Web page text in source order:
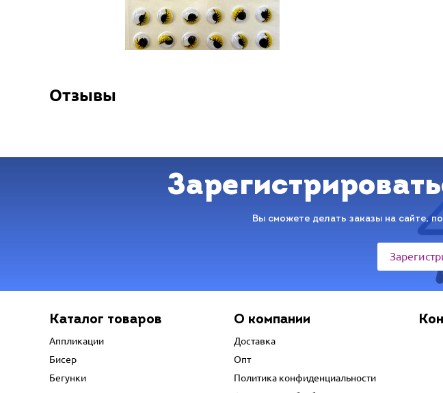
Отзывы
Вы сможете делать заказы на сайте,
Каталог товаров
Аппликации
Бисер
Бегунки
О компании
Доставка
Опт
Политика конфиденциальности